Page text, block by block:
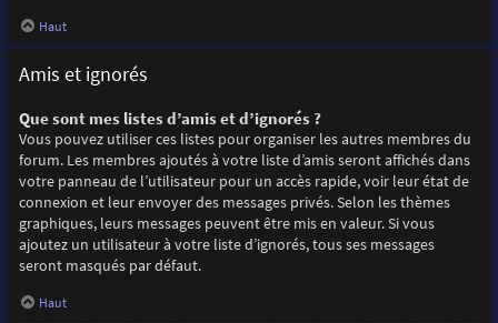
Haut
Amis et ignorés
Que sont mes listes d’amis et d’ignorés ?
Vous pouvez utiliser ces listes pour organiser les autres membres du
forum. Les membres ajoutés à votre liste d’amis seront affichés dans
votre panneau de l’utilisateur pour un accès rapide, voir leur état de
connexion et leur envoyer des messages privés. Selon les thèmes
graphiques, leurs messages peuvent être mis en valeur. Si vous
ajoutez un utilisateur à votre liste d’ignorés, tous ses messages
seront masqués par défaut.
Haut